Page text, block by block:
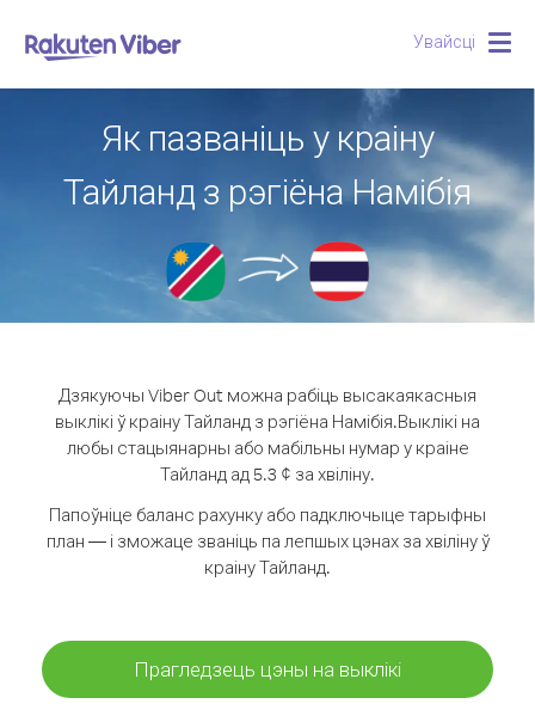
Увайсці
Як пазваніць у краіну
Тайланд з рэгіёна Намібія
Дзякуючы Viber Out можна рабіць высакаякасныя
выклікі ў краіну Тайланд з рэгіёна Намібія.Выклікі на
любы стацыянарны або мабільны нумар у краіне
Тайланд ад 5.3 ¢ за хвіліну.
Папоўніце баланс рахунку або падключыце тарыфны
план — і зможаце званіць па лепшых цэнах за хвіліну ў
краіну Тайланд.
Прагледзець цэны на выклікі